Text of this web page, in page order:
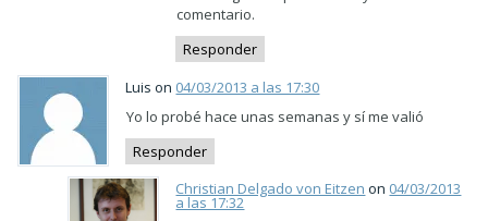
comentario.
Responder
Luis on 04/03/2013 a las 17:30
Yo lo probé hace unas semanas y sí me valió
Responder
Christian Delgado von Eitzen on 04/03/2013
a las 17:32